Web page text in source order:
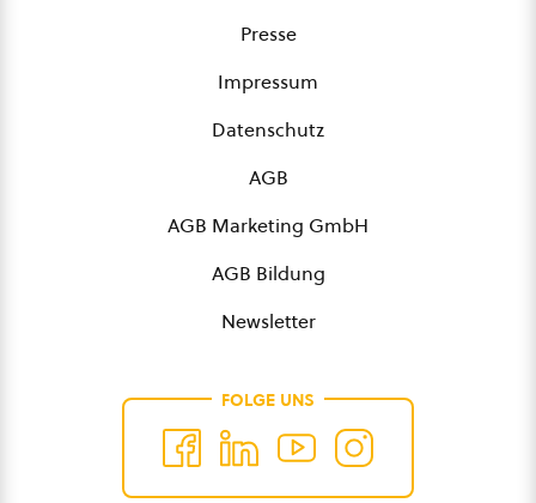
Presse
Impressum
Datenschutz
AGB
AGB Marketing GmbH
AGB Bildung
Newsletter
FOLGE UNS